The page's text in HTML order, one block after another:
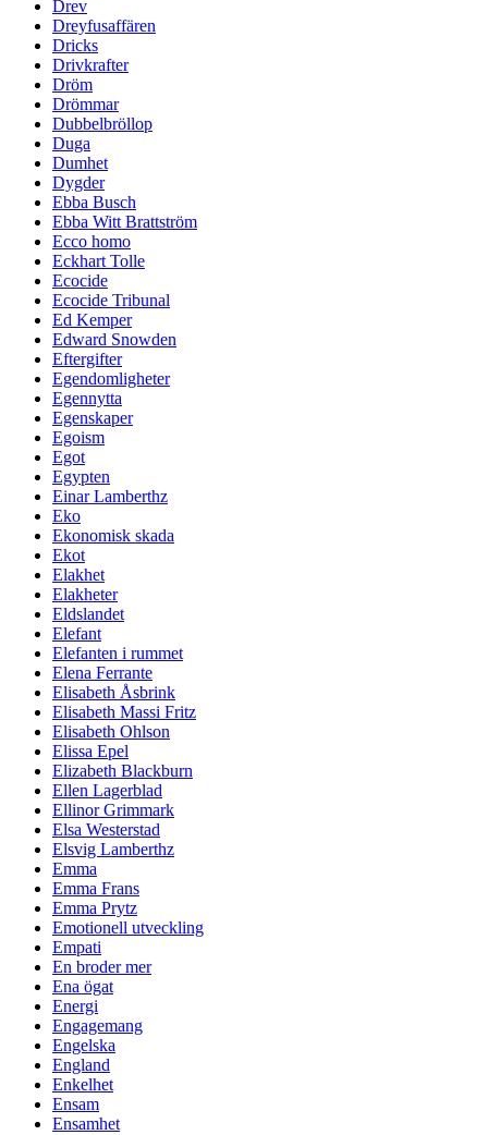
Drev
Dreyfusaffären
Dricks
Drivkrafter
Dröm
Drömmar
Dubbelbröllop
Duga
Dumhet
Dygder
Ebba Busch
Ebba Witt Brattström
Ecco homo
Eckhart Tolle
Ecocide
Ecocide Tribunal
Ed Kemper
Edward Snowden
Eftergifter
Egendomligheter
Egennytta
Egenskaper
Egoism
Egot
Egypten
Einar Lamberthz
Eko
Ekonomisk skada
Ekot
Elakhet
Elakheter
Eldslandet
Elefant
Elefanten i rummet
Elena Ferrante
Elisabeth Åsbrink
Elisabeth Massi Fritz
Elisabeth Ohlson
Elissa Epel
Elizabeth Blackburn
Ellen Lagerblad
Ellinor Grimmark
Elsa Westerstad
Elsvig Lamberthz
Emma
Emma Frans
Emma Prytz
Emotionell utveckling
Empati
En broder mer
Ena ögat
Energi
Engagemang
Engelska
England
Enkelhet
Ensam
Ensamhet